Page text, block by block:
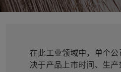
在此工业领域中，单个
决于产品上市时间、生